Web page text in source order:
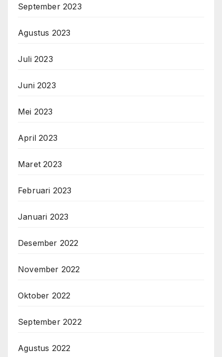
September 2023
Agustus 2023
Juli 2023
Juni 2023
Mei 2023
April 2023
Maret 2023
Februari 2023
Januari 2023
Desember 2022
November 2022
Oktober 2022
September 2022
Agustus 2022